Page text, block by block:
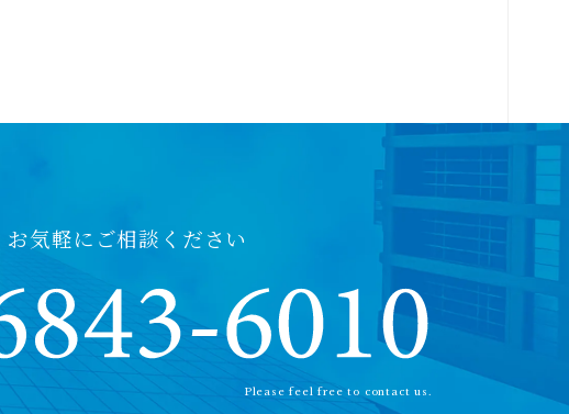
気軽にご相談ください
Please feel free to contact us.